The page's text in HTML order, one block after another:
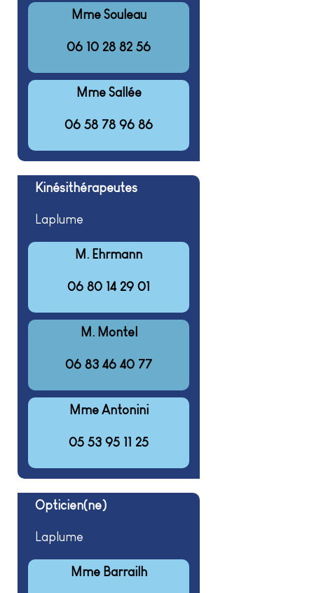
Mme Souleau
06 10 28 82 56
Mme Sallée
06 58 78 96 86
Kinésithérapeutes
Laplume
M. Ehrmann
06 80 14 29 01
M. Montel
06 83 46 40 77
Mme Antonini
05 53 95 11 25
Opticien(ne)
Laplume
Mme Barrailh